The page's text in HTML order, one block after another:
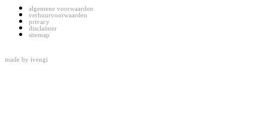
algemene voorwaarden
verhuurvoorwaarden
privacy
disclaimer
sitemap
made by ivengi